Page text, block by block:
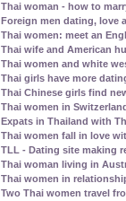
Thai woman - how to
Foreign men dating, love
Thai women: meet an
Thai wife and American
Thai women and white
Thai girls have more
Thai Chinese girls find
Thai women in
Expats in Thailand with
Thai women fall in love
TLL - Dating site making
Thai woman living in
Thai women in
Two Thai women travel